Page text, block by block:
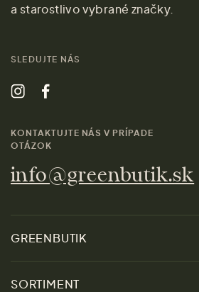
a starostlivo vybrané značky.
SLEDUJTE NÁS
KONTAKTUJTE NÁS V PRÍPADE
OTÁZOK
info@greenbutik.sk
GREENBUTIK
SORTIMENT